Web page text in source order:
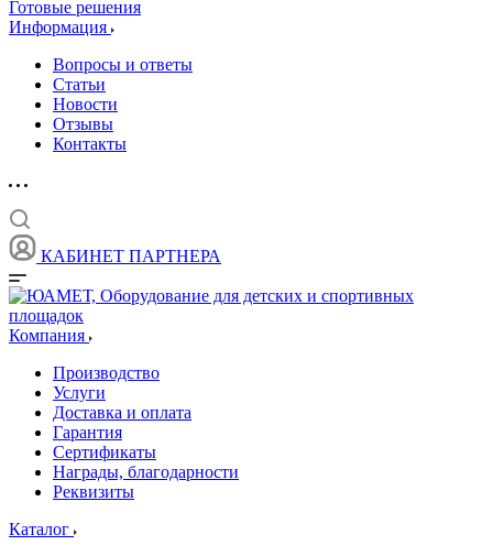
Готовые решения
Информация
Вопросы и ответы
Статьи
Новости
Отзывы
Контакты
КАБИНЕТ ПАРТНЕРА
Компания
Производство
Услуги
Доставка и оплата
Гарантия
Сертификаты
Награды, благодарности
Реквизиты
Каталог